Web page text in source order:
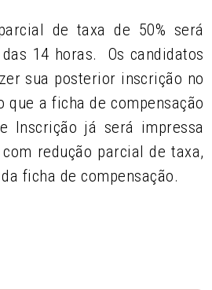
de taxa de 50% será
14 horas. Os candidatos
sua posterior inscrição no
a ficha de compensação
Inscrição já será impressa
redução parcial de taxa,
ficha de compensação.